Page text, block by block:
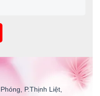
P.Thịnh Liệt,